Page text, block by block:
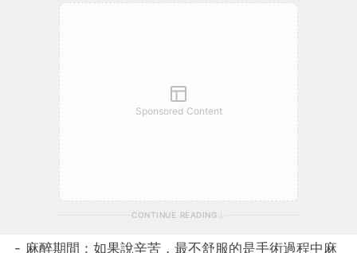
Sponsored Content
CONTINUE READING
- 麻醉期間：如果說辛苦，最不舒服的是手術過程中麻